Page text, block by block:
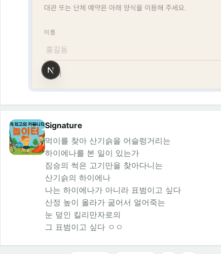
Signature
먹이를 찾아 산기슭을 어슬렁거리는
하이에나를 본 일이 있는가
짐승의 썩은 고기만을 찾아다니는
산기슭의 하이에나
나는 하이에나가 아니라 표범이고 싶다
산정 높이 올라가 굶어서 얼어죽는
눈 덮인 킬리만자로의
그 표범이고 싶다 ㅇㅇ